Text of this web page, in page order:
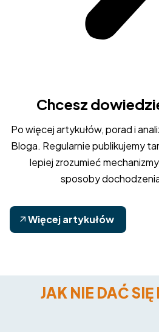
Chcesz
Po więcej artykułów, porad i
Bloga. Regularnie publikujemy
lepiej zrozumieć
sposoby
Więcej artykułów
JAK NIE DAĆ